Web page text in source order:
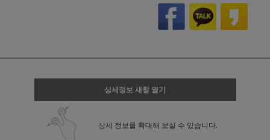
상세정보 새창 열기
상세 정보를 확대해 보실 수 있습니다.